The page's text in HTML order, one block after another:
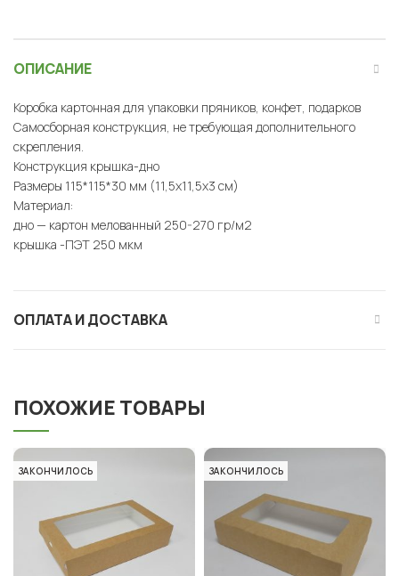
ОПИСАНИЕ
Коробка картонная для упаковки пряников, конфет, подарков
Самосборная конструкция, не требующая дополнительного
скрепления.
Конструкция крышка-дно
Размеры 115*115*30 мм (11,5х11,5х3 см)
Материал:
дно — картон мелованный 250-270 гр/м2
крышка -ПЭТ 250 мкм
ОПЛАТА И ДОСТАВКА
ПОХОЖИЕ ТОВАРЫ
ЗАКОНЧИЛОСЬ ЗАКОНЧИЛОСЬ